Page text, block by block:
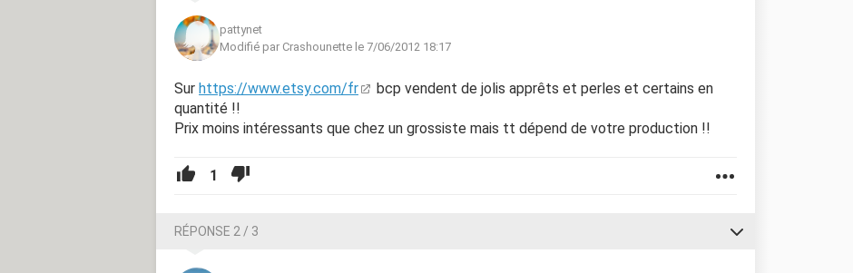
pattynet
Modifié par Crashounette le 7/06/2012 18:17
Sur https://www.etsy.com/fr
bcp vendent de jolis apprêts et perles et certains en
quantité !!
Prix moins intéressants que chez un grossiste mais tt dépend de votre production !!
1
RÉPONSE 2 / 3